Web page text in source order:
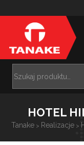
HOTEL
Tanake > Realizacje >